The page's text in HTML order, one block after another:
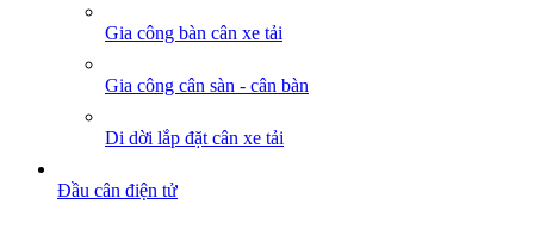
Gia công bàn cân xe tải
Gia công cân sàn - cân bàn
Di dời lắp đặt cân xe tải
Đầu cân điện tử